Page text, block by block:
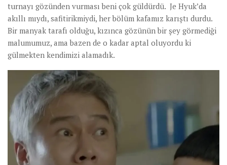
turnayı gözünden vurması beni çok güldürdü. Je Hyuk’da
akıllı mıydı, safitirikmiydi, her bölüm kafamız karıştı durdu.
Bir manyak tarafı olduğu, kızınca gözünün bir şey görmediği
malumumuz, ama bazen de o kadar aptal oluyordu ki
gülmekten kendimizi alamadık.